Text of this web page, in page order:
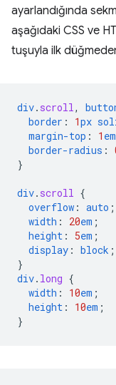
ayarlandığında
aşağıdaki CSS ve
tuşuyla ilk
div. scroll,
border : 1px
margin-top : 1 em
border-radius :
}
div. scroll {
overflow : auto ;
width : 20em ;
height : 5em ;
display : block ;
}
div. long {
width : 10em ;
height : 10em ;
}